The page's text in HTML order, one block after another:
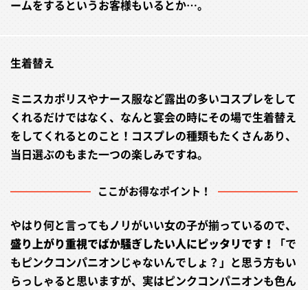
ームをするというお客様もいるとか…。
生着替え
ミニスカポリスやナース服など露出の多いコスプレをして
くれるだけではなく、なんと宴会の時にその場で生着替え
をしてくれるとのこと！コスプレの種類もたくさんあり、
当日選ぶのもまた一つの楽しみですね。
ここがお得なポイント！
やはり何と言ってもノリがいい女の子が揃っているので、
盛り上がり重視でばか騒ぎしたい人にピッタリです！
「で
もピンクコンパニオンじゃないんでしょ？」と思う方もい
らっしゃると思いますが、実はピンクコンパニオンも色ん